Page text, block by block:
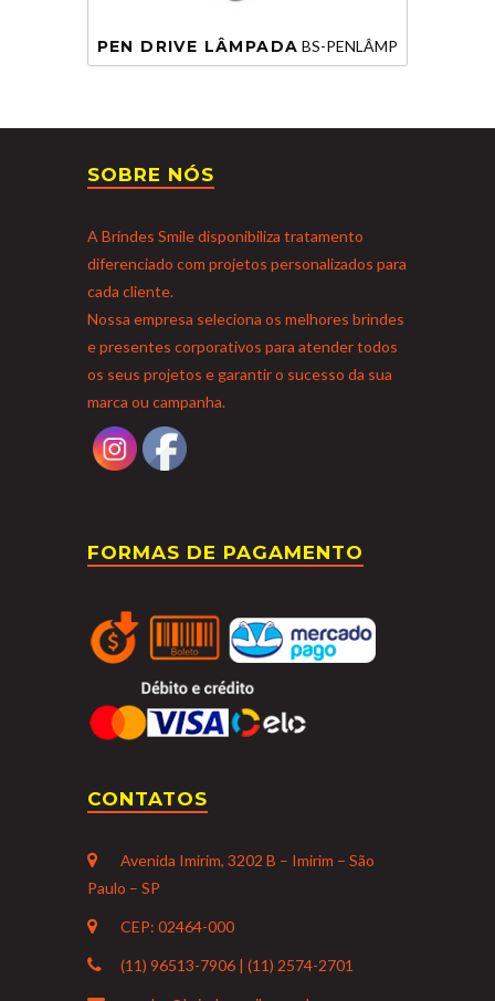
PEN DRIVE LÂMPADA BS-PENLÂMP
SOBRE NÓS
A Brindes Smile disponibiliza tratamento
diferenciado com projetos personalizados para
cada cliente.
Nossa empresa seleciona os melhores brindes
e presentes corporativos para atender todos
os seus projetos e garantir o sucesso da sua
marca ou campanha.
FORMAS DE PAGAMENTO
CONTATOS
Avenida Imirim, 3202 B – Imirim – São
Paulo – SP
CEP: 02464-000
(11) 96513-7906 | (11) 2574-2701